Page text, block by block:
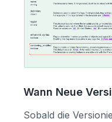
Wann Neue
Sobald die